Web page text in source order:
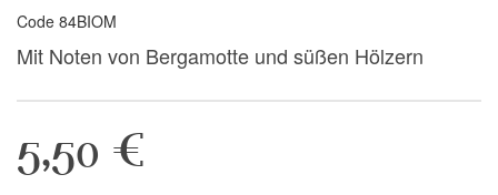
Code 84BIOM
Mit Noten von Bergamotte und süßen Hölzern
5,50 €